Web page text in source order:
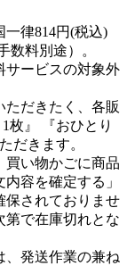
一律814円(税込)
数料別途）。
ービスの対象外
だきたく、各販
枚』 『おひとり
だきます。
買い物かごに商品
容を確定する」
保されておりませ
第で在庫切れとな
発送作業の兼ね